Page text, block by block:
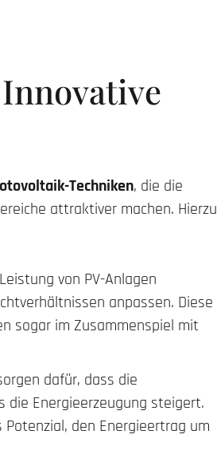
Techniken, die die
attraktiver machen. Hierzu
von PV-Anlagen
anpassen. Diese
sogar im Zusammenspiel mit
dafür, dass die
die Energieerzeugung steigert.
den Energieertrag um